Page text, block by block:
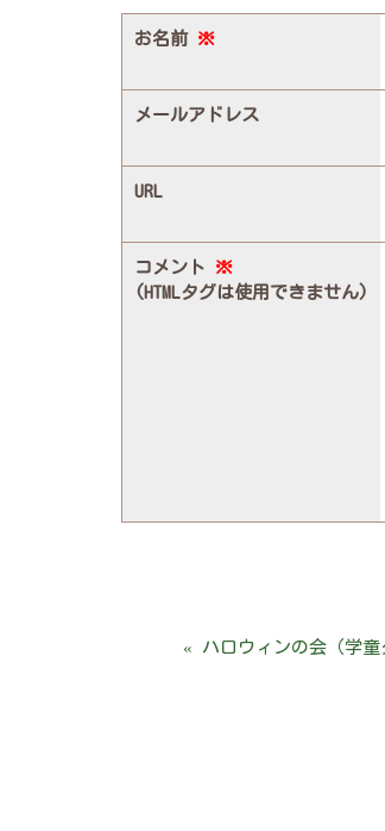
お名前 ※
メールアドレス
URL
コメント ※
(HTMLタグは使用できません)
« ハロウィンの会（学童